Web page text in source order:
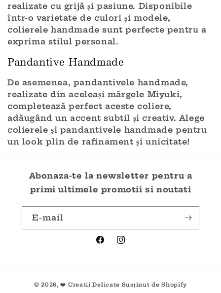
realizate cu grijă și pasiune. Disponibile
într-o varietate de culori și modele,
colierele handmade sunt perfecte pentru a
exprima stilul personal.
Pandantive Handmade
De asemenea, pandantivele handmade,
realizate din aceleași mărgele Miyuki,
completează perfect aceste coliere,
adăugând un accent subtil și creativ. Alege
colierele și pandantivele handmade pentru
un look plin de rafinament și unicitate!
Abonaza-te la newsletter pentru a
primi ultimele promotii si noutati
E-mail
FacebookInstagram
© 2026,❤️ Creatii Delicate Susținut de Shopify